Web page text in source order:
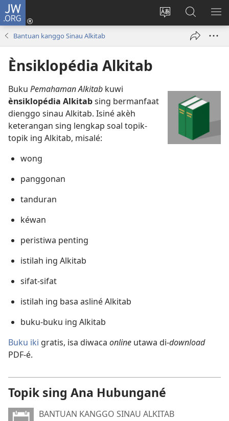
JW.ORG
Ganti
Mlebu
(opens
Golèk
JW.ORG
Bantuan kanggo Sinau Alkitab
Ènsiklopédia Alkitab
Buku Pemahaman Alkitab kuwi
ènsiklopédia Alkitabsing bermanfaat
dienggo sinau Alkitab. Isiné akèh
keterangan sing lengkap soal topik-
topik ing Alkitab, misalé:
wong
panggonan
tanduran
kéwan
peristiwa penting
istilah ing Alkitab
sifat-sifat
istilah ing basa asliné Alkitab
buku-buku ing Alkitab
Buku iki gratis, isa diwaca online utawa di-download
PDF-é.
Topik sing Ana Hubungané
BANTUAN KANGGO SINAU ALKITAB